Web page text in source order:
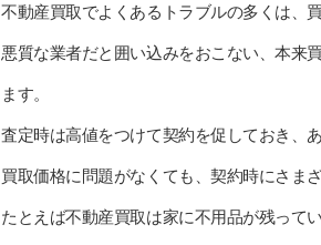
不動産買取でよくあるトラブルの多くは、
悪質な業者だと囲い込みをおこない、本来
ます。
査定時は高値をつけて契約を促しておき、
買取価格に問題がなくても、契約時にさま
たとえば不動産買取は家に不用品が残って